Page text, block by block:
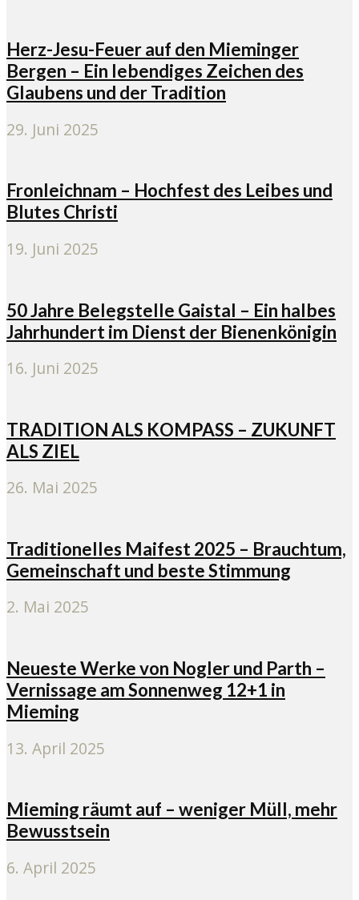
Herz-Jesu-Feuer auf den Mieminger
Bergen – Ein lebendiges Zeichen des
Glaubens und der Tradition
29. Juni 2025
Fronleichnam – Hochfest des Leibes und
Blutes Christi
19. Juni 2025
50 Jahre Belegstelle Gaistal – Ein halbes
Jahrhundert im Dienst der Bienenkönigin
16. Juni 2025
TRADITION ALS KOMPASS – ZUKUNFT
ALS ZIEL
26. Mai 2025
Traditionelles Maifest 2025 – Brauchtum,
Gemeinschaft und beste Stimmung
2. Mai 2025
Neueste Werke von Nogler und Parth –
Vernissage am Sonnenweg 12+1 in
Mieming
13. April 2025
Mieming räumt auf – weniger Müll, mehr
Bewusstsein
6. April 2025